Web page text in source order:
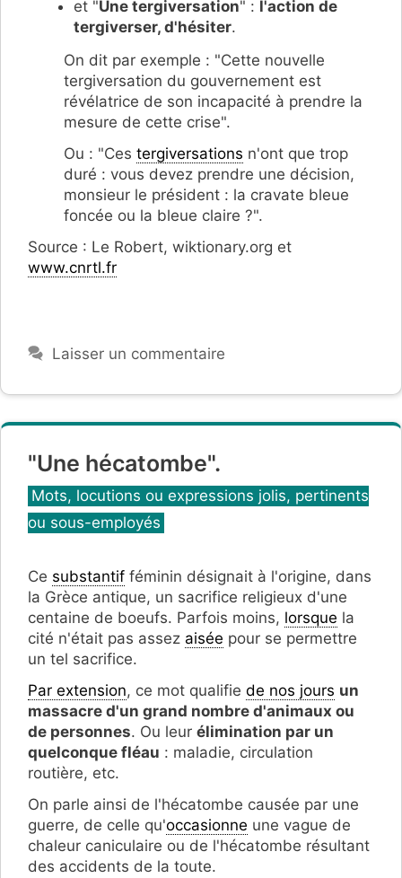
et "Une tergiversation" : l'action de
tergiverser, d'hésiter.
On dit par exemple : "Cette nouvelle
tergiversation du gouvernement est
révélatrice de son incapacité à prendre la
mesure de cette crise".
Ou : "Ces tergiversations n'ont que trop
duré : vous devez prendre une décision,
monsieur le président : la cravate bleue
foncée ou la bleue claire ?".
Source : Le Robert, wiktionary.org et
www.cnrtl.fr
Laisser un commentaire
"Une hécatombe".
Catégories
Mots, locutions ou expressions jolis, pertinents
ou sous-employés
Ce substantif féminin désignait à l'origine, dans
la Grèce antique, un sacrifice religieux d'une
centaine de boeufs. Parfois moins, lorsque la
cité n'était pas assez aisée pour se permettre
un tel sacrifice.
Par extension, ce mot qualifie de nos jours un
massacre d'un grand nombre d'animaux ou
de personnes. Ou leur élimination par un
quelconque fléau : maladie, circulation
routière, etc.
On parle ainsi de l'hécatombe causée par une
guerre, de celle qu'occasionne une vague de
chaleur caniculaire ou de l'hécatombe résultant
des accidents de la toute.